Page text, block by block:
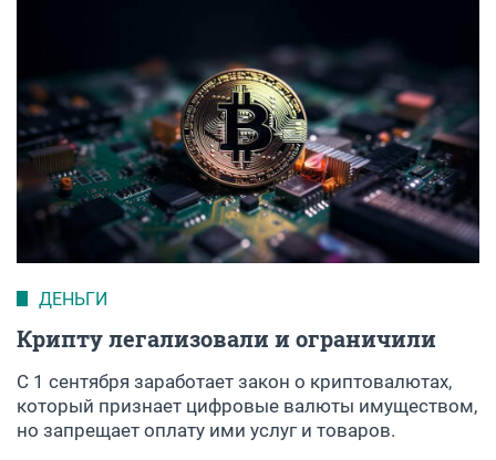
ДЕНЬГИ
Крипту легализовали и ограничили
С 1 сентября заработает закон о криптовалютах,
который признает цифровые валюты имуществом,
но запрещает оплату ими услуг и товаров.